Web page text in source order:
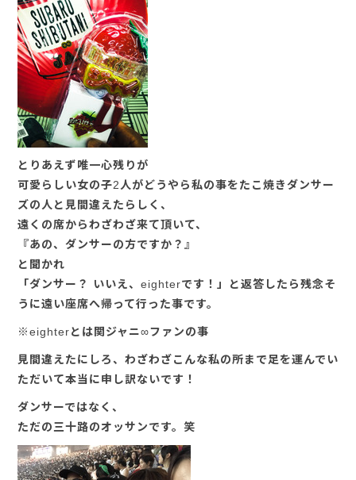
とりあえず唯一心残りが
可愛らしい女の子2人がどうやら私の事をたこ焼きダンサー
ズの人と見間違えたらしく、
遠くの席からわざわざ来て頂いて、
『あの、ダンサーの方ですか？』
と聞かれ
「ダンサー？ いいえ、eighterです！」と返答したら残念そ
うに遠い座席へ帰って行った事です。
※eighterとは関ジャニ∞ファンの事
見間違えたにしろ、わざわざこんな私の所まで足を運んでい
ただいて本当に申し訳ないです！
ダンサーではなく、
ただの三十路のオッサンです。笑